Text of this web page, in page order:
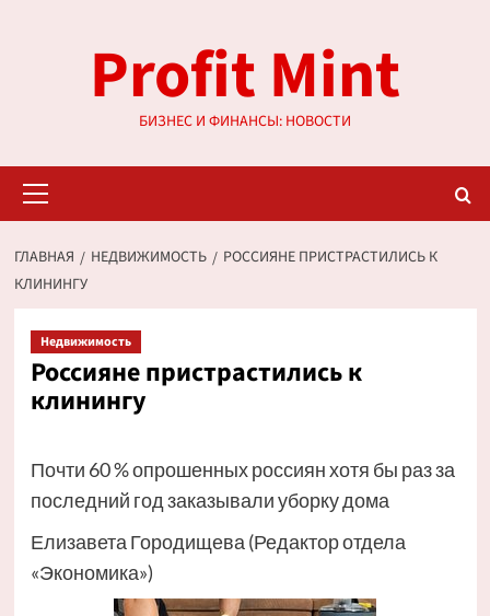
содержимомуProfit Mint
БИЗНЕС И ФИНАНСЫ: НОВОСТИ
меню
ГЛАВНАЯ НЕДВИЖИМОСТЬ
РОССИЯНЕ ПРИСТРАСТИЛИСЬ К
КЛИНИНГУ
Недвижимость
Россияне пристрастились к
клинингу
Почти 60 % опрошенных россиян хотя бы раз за
последний год заказывали уборку дома
Елизавета Городищева (Редактор отдела
«Экономика»)